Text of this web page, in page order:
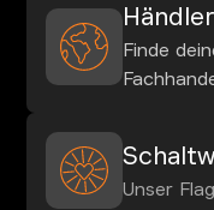
Finde
Unser